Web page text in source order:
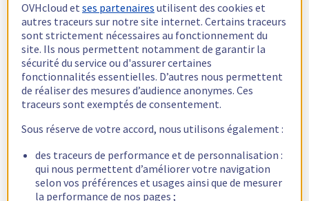
OVHcloud etses partenaires utilisent des cookies et
autres traceurs sur notre site internet. Certains traceurs
sont strictement nécessaires au fonctionnement du
site. Ils nous permettent notamment de garantir la
sécurité du service ou d'assurer certaines
fonctionnalités essentielles. D’autres nous permettent
de réaliser des mesures d’audience anonymes. Ces
traceurs sont exemptés de consentement.
Sous réserve de votre accord, nous utilisons également :
des traceurs de performance et de personnalisation :
qui nous permettent d’améliorer votre navigation
selon vos préférences et usages ainsi que de mesurer
la performance de nos pages ;